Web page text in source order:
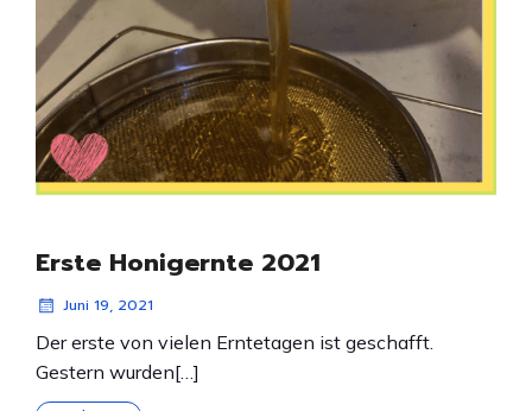
Erste Honigernte 2021
Juni 19, 2021
Der erste von vielen Erntetagen ist geschafft.
Gestern wurden[…]